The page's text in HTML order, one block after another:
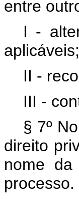
entre
I -
aplicáveis;
II -
III -
§ 7º
direito
nome
processo.